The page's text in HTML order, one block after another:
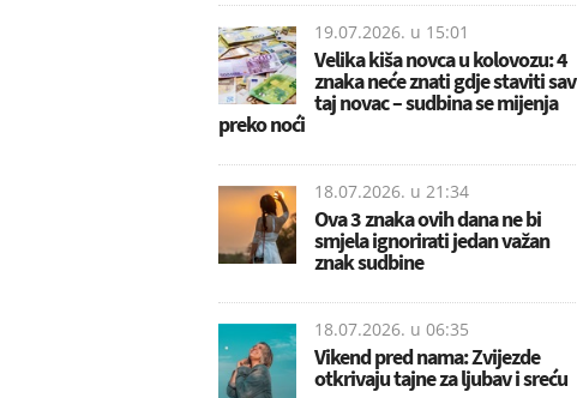
19.07.2026. u 15:01
Velika kiša novca u kolovozu: 4
znaka neće znati gdje staviti sav
taj novac – sudbina se mijenja
preko noći
18.07.2026. u 21:34
Ova 3 znaka ovih dana ne bi
smjela ignorirati jedan važan
znak sudbine
18.07.2026. u 06:35
Vikend pred nama: Zvijezde
otkrivaju tajne za ljubav i sreću